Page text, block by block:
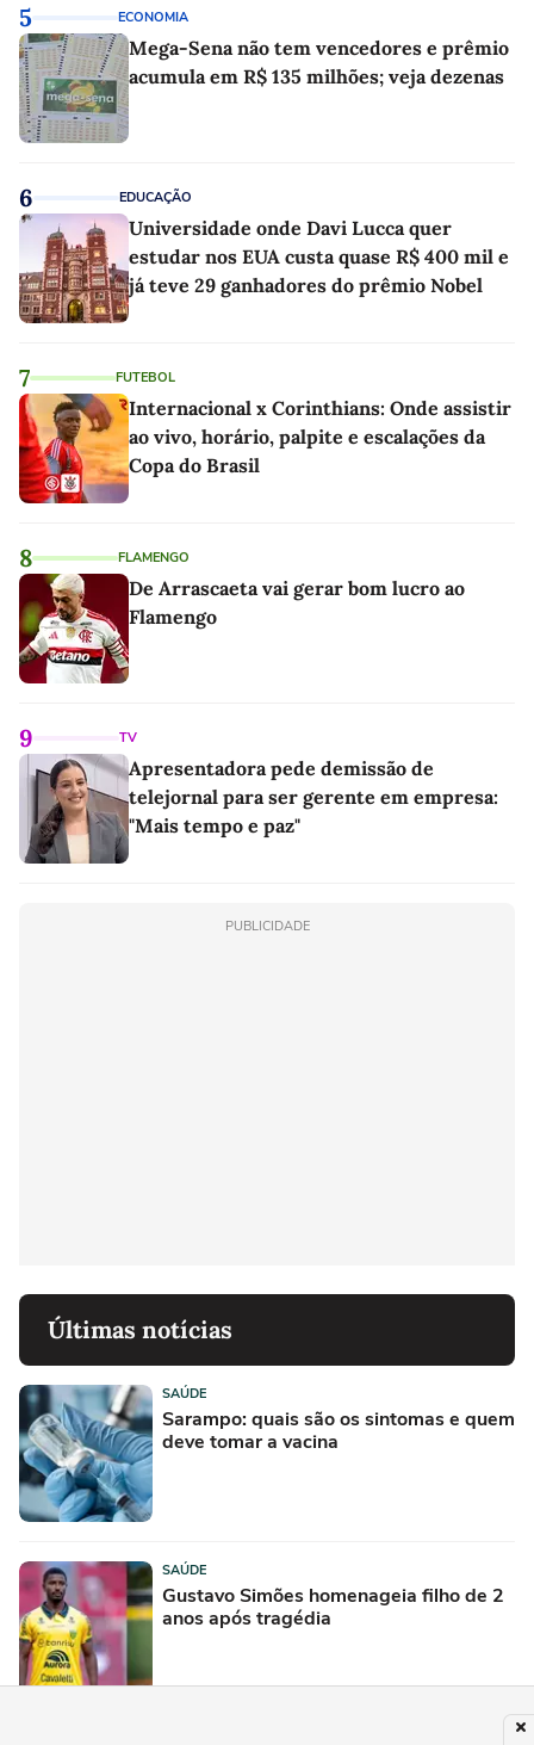
5 ECONOMIA
Mega-Sena não tem vencedores e prêmio
acumula em R$ 135 milhões; veja dezenas
6 EDUCAÇÃO
Universidade onde Davi Lucca quer
estudar nos EUA custa quase R$ 400 mil e
já teve 29 ganhadores do prêmio Nobel
7 FUTEBOL
Internacional x Corinthians: Onde assistir
ao vivo, horário, palpite e escalações da
Copa do Brasil
8 FLAMENGO
De Arrascaeta vai gerar bom lucro ao
Flamengo
9 TV
Apresentadora pede demissão de
telejornal para ser gerente em empresa:
"Mais tempo e paz"
PUBLICIDADE
Últimas notícias
SAÚDE
Sarampo: quais são os sintomas e quem
deve tomar a vacina
SAÚDE
Gustavo Simões homenageia filho de 2
anos após tragédia